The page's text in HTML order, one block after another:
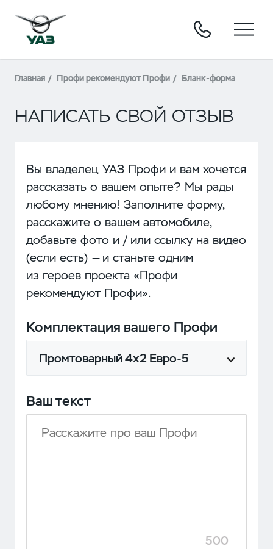
Главная Профи рекомендуют Профи Бланк-форма
НАПИСАТЬ СВОЙ ОТЗЫВ
Вы владелец УАЗ Профи и вам хочется
рассказать о вашем опыте? Мы рады
любому мнению! Заполните форму,
расскажите о вашем автомобиле,
добавьте фото и / или ссылку на видео
(если есть) — и станьте одним
из героев проекта «Профи
рекомендуют Профи».
Комплектация вашего Профи
Промтоварный 4х2 Евро-5
Ваш текст
500